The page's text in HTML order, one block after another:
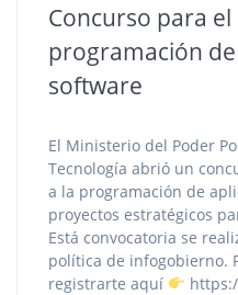
Concurso para
programación
software
El Ministerio del Poder
Tecnología abrió un
a la programación de
proyectos estratégicos
Está convocatoria se
política de infogobierno.
registrarte aquí